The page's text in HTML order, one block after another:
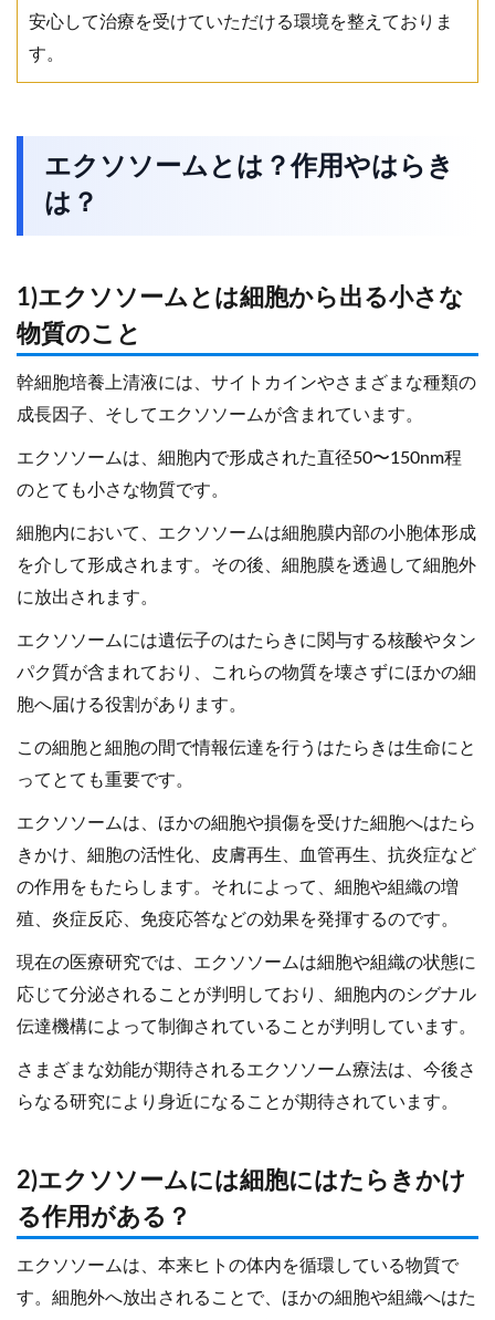
安心して治療を受けていただける環境を整えておりま
す。
エクソソームとは？作用やはらき
は？
1)エクソソームとは細胞から出る小さな
物質のこと
幹細胞培養上清液には、サイトカインやさまざまな種類の
成長因子、そしてエクソソームが含まれています。
エクソソームは、細胞内で形成された直径50〜150nm程
のとても小さな物質です。
細胞内において、エクソソームは細胞膜内部の小胞体形成
を介して形成されます。その後、細胞膜を透過して細胞外
に放出されます。
エクソソームには遺伝子のはたらきに関与する核酸やタン
パク質が含まれており、これらの物質を壊さずにほかの細
胞へ届ける役割があります。
この細胞と細胞の間で情報伝達を行うはたらきは生命にと
ってとても重要です。
エクソソームは、ほかの細胞や損傷を受けた細胞へはたら
きかけ、細胞の活性化、皮膚再生、血管再生、抗炎症など
の作用をもたらします。それによって、細胞や組織の増
殖、炎症反応、免疫応答などの効果を発揮するのです。
現在の医療研究では、エクソソームは細胞や組織の状態に
応じて分泌されることが判明しており、細胞内のシグナル
伝達機構によって制御されていることが判明しています。
さまざまな効能が期待されるエクソソーム療法は、今後さ
らなる研究により身近になることが期待されています。
2)エクソソームには細胞にはたらきかけ
る作用がある？
エクソソームは、本来ヒトの体内を循環している物質で
す。細胞外へ放出されることで、ほかの細胞や組織へはた